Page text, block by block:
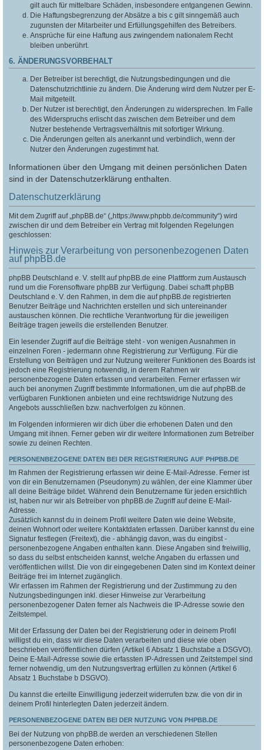
gilt auch für mittelbare Schäden, insbesondere entgangenen Gewinn.
Die Haftungsbegrenzung der Absätze a bis c gilt sinngemäß auch
zugunsten der Mitarbeiter und Erfüllungsgehilfen des Betreibers.
Ansprüche für eine Haftung aus zwingendem nationalem Recht
bleiben unberührt.
6. ÄNDERUNGSVORBEHALT
Der Betreiber ist berechtigt, die Nutzungsbedingungen und die
Datenschutzrichtlinie zu ändern. Die Änderung wird dem Nutzer per E-
Mail mitgeteilt.
Der Nutzer ist berechtigt, den Änderungen zu widersprechen. Im Falle
des Widerspruchs erlischt das zwischen dem Betreiber und dem
Nutzer bestehende Vertragsverhältnis mit sofortiger Wirkung.
Die Änderungen gelten als anerkannt und verbindlich, wenn der
Nutzer den Änderungen zugestimmt hat.
Informationen über den Umgang mit deinen persönlichen Daten
sind in der Datenschutzerklärung enthalten.
Datenschutzerklärung
Mit dem Zugriff auf „phpBB.de“ („https://www.phpbb.de/community“) wird
zwischen dir und dem Betreiber ein Vertrag mit folgenden Regelungen
geschlossen:
Hinweis zur Verarbeitung von personenbezogenen Daten
auf phpBB.de
phpBB Deutschland e. V. stellt auf phpBB.de eine Plattform zum Austausch
rund um die Forensoftware phpBB zur Verfügung. Dabei schafft phpBB
Deutschland e. V. den Rahmen, in dem die auf phpBB.de registrierten
Benutzer Beiträge und Nachrichten erstellen und sich untereinander
austauschen können. Die rechtliche Verantwortung für die jeweiligen
Beiträge tragen jeweils die erstellenden Benutzer.
Ein lesender Zugriff auf die Beiträge steht - von wenigen Ausnahmen in
einzelnen Foren - jedermann ohne Registrierung zur Verfügung. Für die
Erstellung von Beiträgen und zur Nutzung weiterer Funktionen des Boards ist
jedoch eine Registrierung notwendig, in derem Rahmen wir
personenbezogene Daten erfassen und verarbeiten. Ferner erfassen wir
auch bei anonymen Zugriff bestimmte Informationen, um die auf phpBB.de
verfügbaren Funktionen anbieten und eine rechtswidrige Nutzung des
Angebots ausschließen bzw. nachverfolgen zu können.
Im Folgenden informieren wir dich über die erhobenen Daten und den
Umgang mit ihnen. Ferner geben wir dir weitere Informationen zum Betreiber
sowie zu deinen Rechten.
PERSONENBEZOGENE DATEN BEI DER REGISTRIERUNG AUF PHPBB.DE
Im Rahmen der Registrierung erfassen wir deine E-Mail-Adresse. Ferner ist
von dir ein Benutzernamen (Pseudonym) zu wählen, der eine Klammer über
all deine Beiträge bildet. Während dein Benutzername für jeden ersichtlich
ist, haben nur wir als Betreiber von phpBB.de Zugriff auf deine E-Mail-
Adresse.
Zusätzlich kannst du in deinem Profil weitere Daten wie deine Website,
deinen Wohnort oder weitere Kontaktdaten erfassen. Darüber kannst du eine
Signatur festlegen (Freitext), die - abhängig davon, was du eingibst -
personenbezogene Angaben enthalten kann. Diese Angaben sind freiwillig,
so dass du selbst entscheiden kannst, welche Angaben du erfassen und
veröffentlichen willst. Die von dir eingegebenen Daten sind im Kontext deiner
Beiträge frei im Internet zugänglich.
Wir erfassen im Rahmen der Registrierung und der Zustimmung zu den
Nutzungsbedingungen inkl. dieser Hinweise zur Verarbeitung
personenbezogener Daten ferner als Nachweis die IP-Adresse sowie den
Zeitstempel.
Mit der Erfassung der Daten bei der Registrierung oder in deinem Profil
willigst du ein, dass wir diese Daten verarbeiten und diese wie oben
beschrieben veröffentlichen dürfen (Artikel 6 Absatz 1 Buchstabe a DSGVO).
Deine E-Mail-Adresse sowie die erfassten IP-Adressen und Zeitstempel sind
ferner notwendig, um den Nutzungsvertrag erfüllen zu können (Artikel 6
Absatz 1 Buchstabe b DSGVO).
Du kannst die erteilte Einwilligung jederzeit widerrufen bzw. die von dir in
deinem Profil hinterlegten Daten jederzeit ändern.
PERSONENBEZOGENE DATEN BEI DER NUTZUNG VON PHPBB.DE
Bei der Nutzung von phpBB.de werden an verschiedenen Stellen
personenbezogene Daten erhoben: